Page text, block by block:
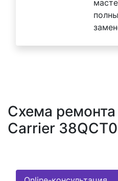
Схема
Carrier